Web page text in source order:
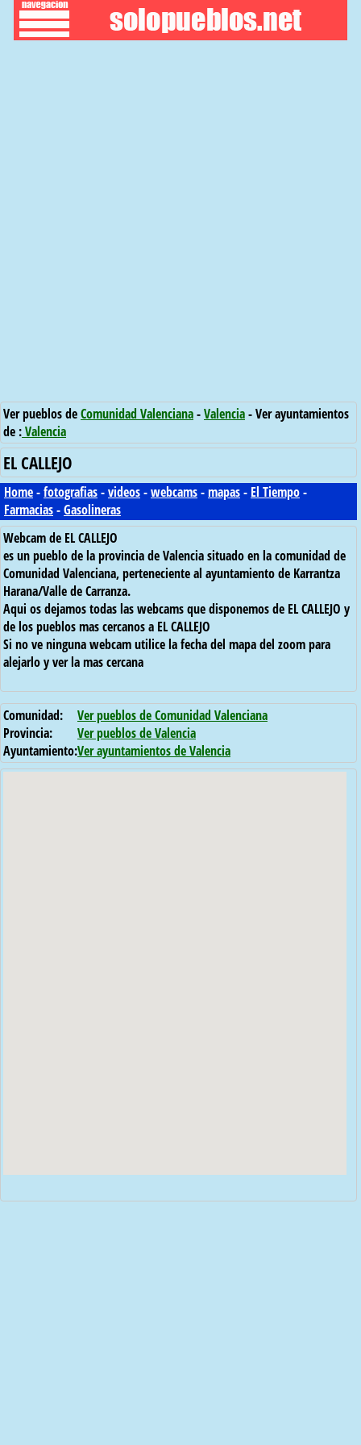
Ver pueblos deComunidad Valenciana-Valencia- Ver ayuntamientos
de :Valencia
EL CALLEJO
Home-fotografias-videos-webcams-mapas- El Tiempo-
Farmacias-Gasolineras
Webcam de EL CALLEJO
es un pueblo de la provincia de Valencia situado en la comunidad de
Comunidad Valenciana, perteneciente al ayuntamiento de Karrantza
Harana/Valle de Carranza.
Aqui os dejamos todas las webcams que disponemos de EL CALLEJO y
de los pueblos mas cercanos a EL CALLEJO
Si no ve ninguna webcam utilice la fecha del mapa del zoom para
alejarlo y ver la mas cercana
Comunidad:
Ver pueblos de Comunidad Valenciana
Provincia:
Ver pueblos de Valencia
Ayuntamiento:Ver ayuntamientos de Valencia